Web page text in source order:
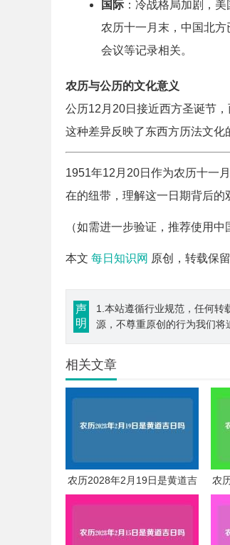
国际 ：冷战格局加剧，美
农历十一月末，中国北
会议等记录相关。
农历与公历的文化意义
公历12月20日接近西方圣诞节
这种差异反映了东西方历法文化
1951年12月20日作为农历十一
在的纽带，理解这一日期背后的
（如需进一步验证，推荐使用
本文 每日知识网 原创，转载保
声
明
1.本站遵循行业规范，任何转
源，不尊重原创的行为我们将
相关文章
农历2028年2月19日是黄道吉
日吗
农